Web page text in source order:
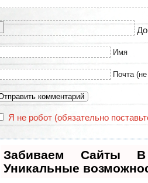
Имя
Почта
Я не робот (обязательно
Забиваем Сайты
Уникальные